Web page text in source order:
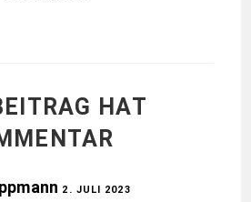
HAT
2. JULI 2023